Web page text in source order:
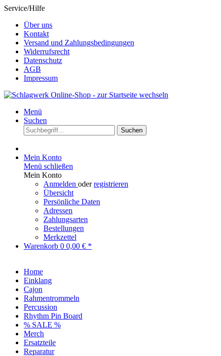
Service/Hilfe
Über uns
Kontakt
Versand und Zahlungsbedingungen
Widerrufsrecht
Datenschutz
AGB
Impressum
Menü
Suchen
Suchen
Mein Konto
Menü schließen
Mein Konto
Anmelden oderregistrieren
Übersicht
Persönliche Daten
Adressen
Zahlungsarten
Bestellungen
Merkzettel
Warenkorb 0 0,00 € *
Home
Einklang
Cajon
Rahmentrommeln
Percussion
Rhythm Pin Board
% SALE %
Merch
Ersatzteile
Reparatur